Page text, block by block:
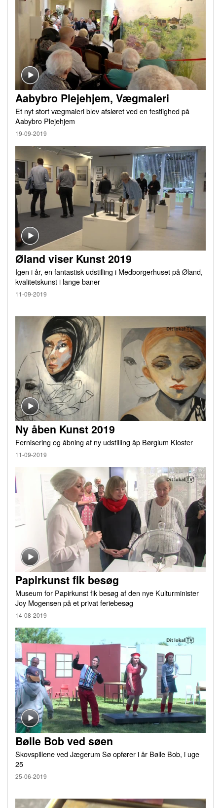
Aabybro Plejehjem, Vægmaleri
Et nyt stort vægmaleri blev afsløret ved en festlighed på
Aabybro Plejehjem
19-09-2019
Øland viser Kunst 2019
Igen i år, en fantastisk udstilling i Medborgerhuset på Øland,
kvalitetskunst i lange baner
11-09-2019
Ny åben Kunst 2019
Fernisering og åbning af ny udstilling åp Børglum Kloster
11-09-2019
Papirkunst fik besøg
Museum for Papirkunst fik besøg af den nye Kulturminister
Joy Mogensen på et privat feriebesøg
14-08-2019
Bølle Bob ved søen
Skovspillene ved Jægerum Sø opfører i år Bølle Bob, i uge
25
25-06-2019